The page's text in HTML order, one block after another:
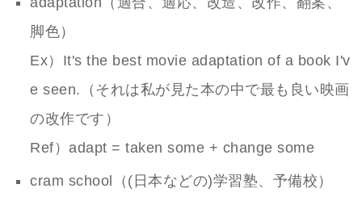
脚色）
Ex）It's the best movie adaptation of a book I'v
e seen.（それは私が見た本の中で最も良い映画
の改作です）
Ref）adapt = taken some + change some
cram school（(日本などの)学習塾、予備校）